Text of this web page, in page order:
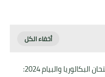
والبيام 2024: